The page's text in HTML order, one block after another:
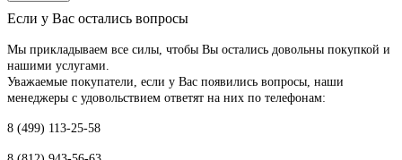
Если у Вас остались вопросы
Мы прикладываем все силы, чтобы Вы остались довольны покупкой и
нашими услугами.
Уважаемые покупатели, если у Вас появились вопросы, наши
менеджеры с удовольствием ответят на них по телефонам:
8 (499) 113-25-58